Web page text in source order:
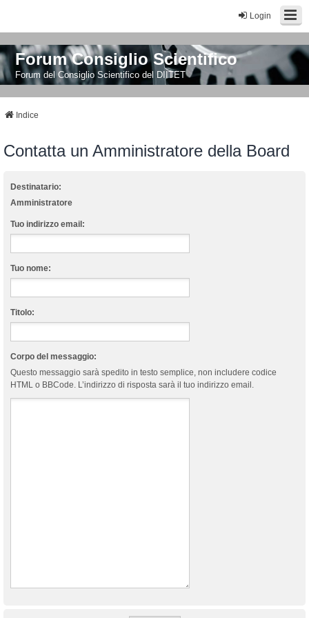
Login
Forum Consiglio Scientifico
Forum del Consiglio Scientifico del DIITET
Indice
Contatta un Amministratore della Board
Destinatario:
Amministratore
Tuo indirizzo email:
Tuo nome:
Titolo:
Corpo del messaggio:
Questo messaggio sarà spedito in testo semplice, non includere codice
HTML o BBCode. L’indirizzo di risposta sarà il tuo indirizzo email.